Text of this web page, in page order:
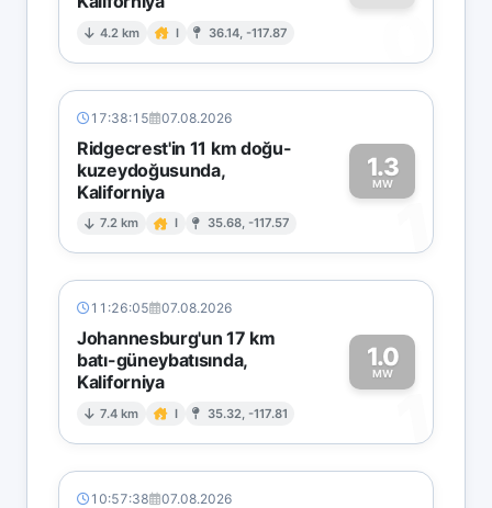
4.2 km I 36.14, -117.87 0
17:38:15 07.08.2026
Ridgecrest'in 11 km doğu-
kuzeydoğusunda,
Kaliforniya
7.2 km I 35.68, -117.57
1.3
MW
1
11:26:05 07.08.2026
Johannesburg'un 17 km
batı-güneybatısında,
Kaliforniya
7.4 km I 35.32, -117.81
1.0
MW
1
10:57:38 07.08.2026